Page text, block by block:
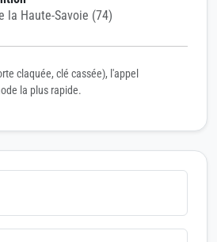
la Haute-Savoie (74)
claquée, clé cassée), l'appel
la plus rapide.